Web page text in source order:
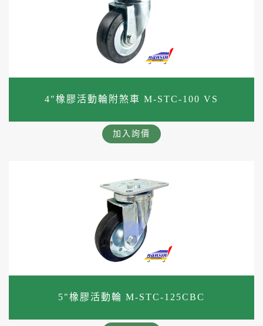
4"橡膠活動輪附煞車 M-STC-100 VS
加入詢價
5"橡膠活動輪 M-STC-125CBC